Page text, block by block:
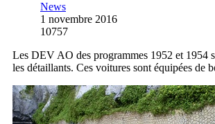
News
1 novembre 2016
10757
Les DEV AO des programmes 1952 et 1954
les détaillants. Ces voitures sont équipées de